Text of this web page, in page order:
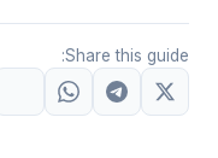
Share this guide: